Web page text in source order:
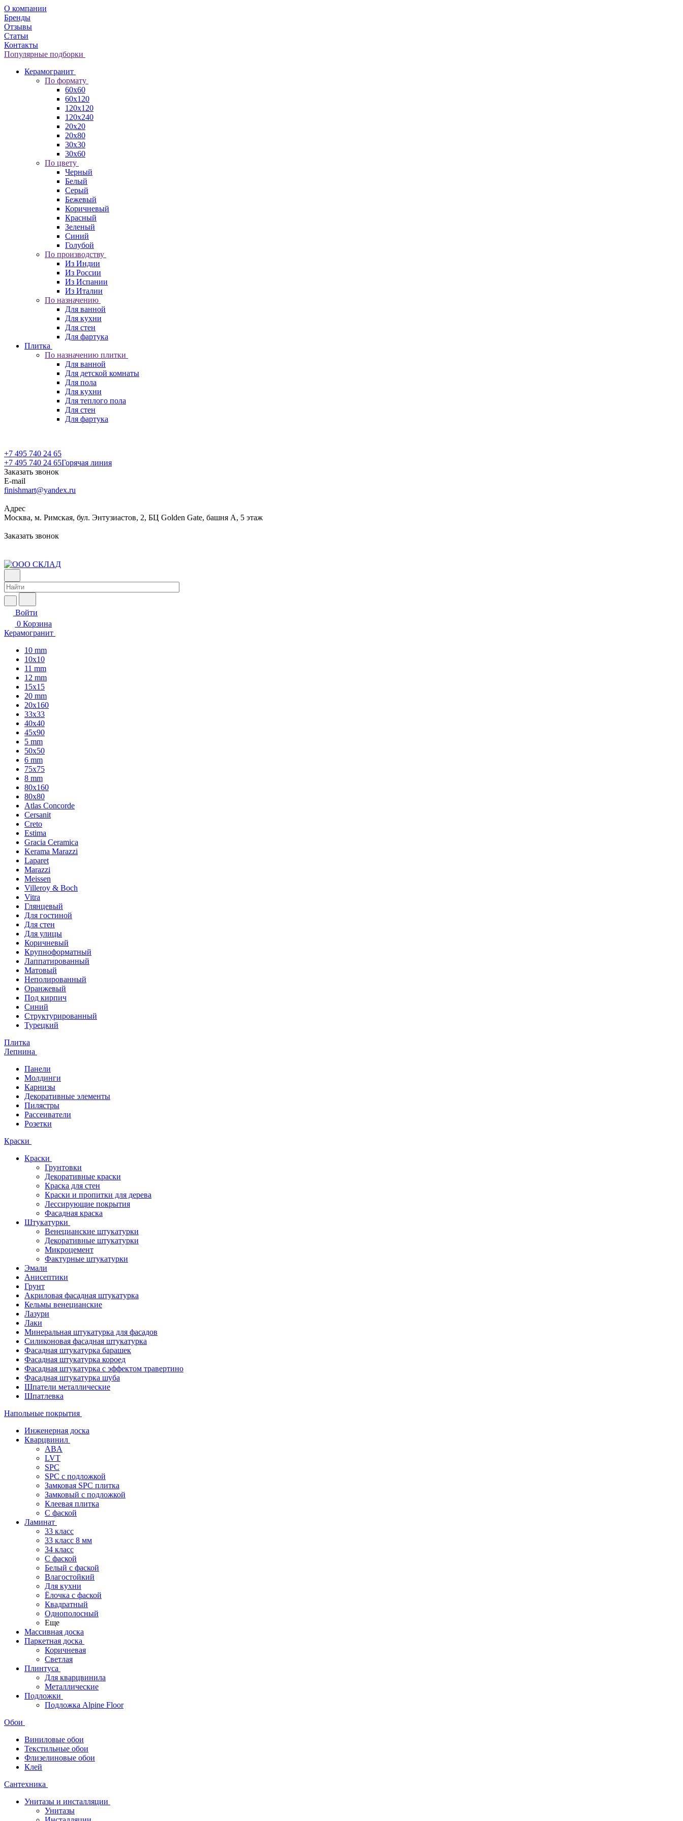
О компании
Бренды
Отзывы
Статьи
Контакты
Популярные подборки
Керамогранит
По формату
60x60
60x120
120x120
120x240
20x20
20x80
30x30
30x60
По цвету
Черный
Белый
Серый
Бежевый
Коричневый
Красный
Зеленый
Синий
Голубой
По производству
Из Индии
Из России
Из Испании
Из Италии
По назначению
Для ванной
Для кухни
Для стен
Для фартука
Плитка
По назначению плитки
Для ванной
Для детской комнаты
Для пола
Для кухни
Для теплого пола
Для стен
Для фартука
+7 495 740 24 65
+7 495 740 24 65Горячая линия
Заказать звонок
E-mail
finishmart@yandex.ru
Адрес
Москва, м. Римская, бул. Энтузиастов, 2, БЦ Golden Gate, башня А, 5 этаж
Заказать звонок
Войти
0 Корзина
Керамогранит
10 mm
10x10
11 mm
12 mm
15x15
20 mm
20х160
33x33
40х40
45x90
5 mm
50x50
6 mm
75х75
8 mm
80x160
80x80
Atlas Concorde
Cersanit
Creto
Estima
Gracia Ceramica
Kerama Marazzi
Laparet
Marazzi
Meissen
Villeroy & Boch
Vitra
Глянцевый
Для гостиной
Для стен
Для улицы
Коричневый
Крупноформатный
Лаппатированный
Матовый
Неполированный
Оранжевый
Под кирпич
Синий
Структурированный
Турецкий
Плитка
Лепнина
Панели
Молдинги
Карнизы
Декоративные элементы
Пилястры
Рассеиватели
Розетки
Краски
Краски
Грунтовки
Декоративные краски
Краска для стен
Краски и пропитки для дерева
Лессирующие покрытия
Фасадная краска
Штукатурки
Венецианские штукатурки
Декоративные штукатурки
Микроцемент
Фактурные штукатурки
Эмали
Анисептики
Грунт
Акриловая фасадная штукатурка
Кельмы венецианские
Лазури
Лаки
Минеральная штукатурка для фасадов
Силиконовая фасадная штукатурка
Фасадная штукатурка барашек
Фасадная штукатурка короед
Фасадная штукатурка с эффектом травертино
Фасадная штукатурка шуба
Шпатели металлические
Шпатлевка
Напольные покрытия
Инженерная доска
Кварцвинил
ABA
LVT
SPC
SPC с подложкой
Замковая SPC плитка
Замковый с подложкой
Клеевая плитка
С фаской
Ламинат
33 класс
33 класс 8 мм
34 класс
C фаской
Белый с фаской
Влагостойкий
Для кухни
Ёлочка с фаской
Квадратный
Однополосный
Еще
Массивная доска
Паркетная доска
Коричневая
Светлая
Плинтуса
Для кварцвинила
Металлические
Подложки
Подложка Alpine Floor
Обои
Виниловые обои
Текстильные обои
Флизелиновые обои
Клей
Сантехника
Унитазы и инсталляции
Унитазы